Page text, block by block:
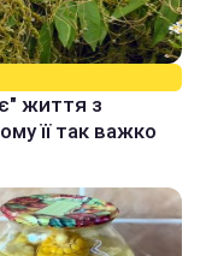
життя з
її так важко